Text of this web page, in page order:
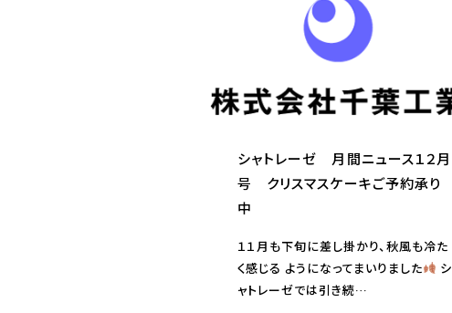
シャトレーゼ 月間ニュース１２月
号 クリスマスケーキご予約承り
中
１１月も下旬に差し掛かり、秋風も冷た
く感じる ようになってまいりました
シ
ャトレーゼでは引き続…